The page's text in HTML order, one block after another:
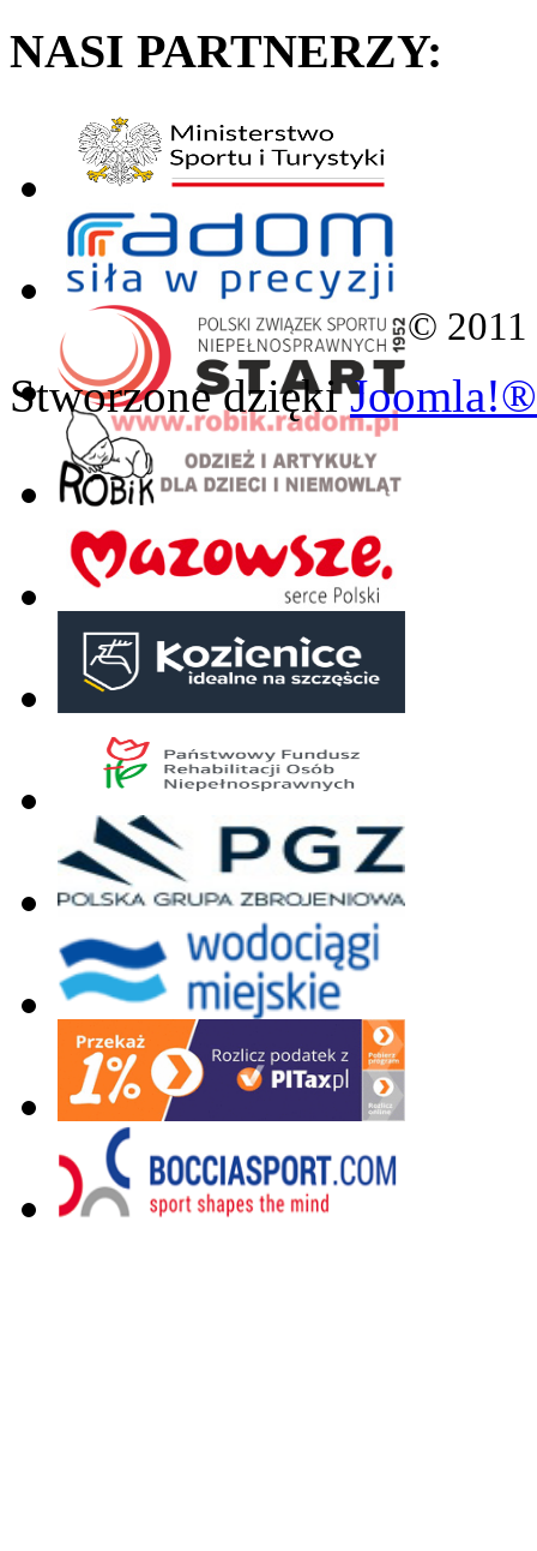
NASI PARTNERZY:
©
Stworzone dziękiJoomla!®